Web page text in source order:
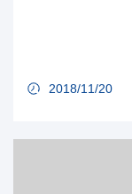
2018/11/20